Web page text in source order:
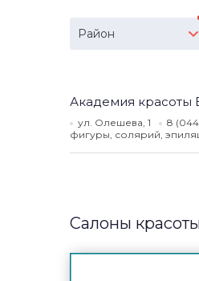
Район
Академия красоты
ул. Олешева, 1 8
фигуры, солярий,
Салоны